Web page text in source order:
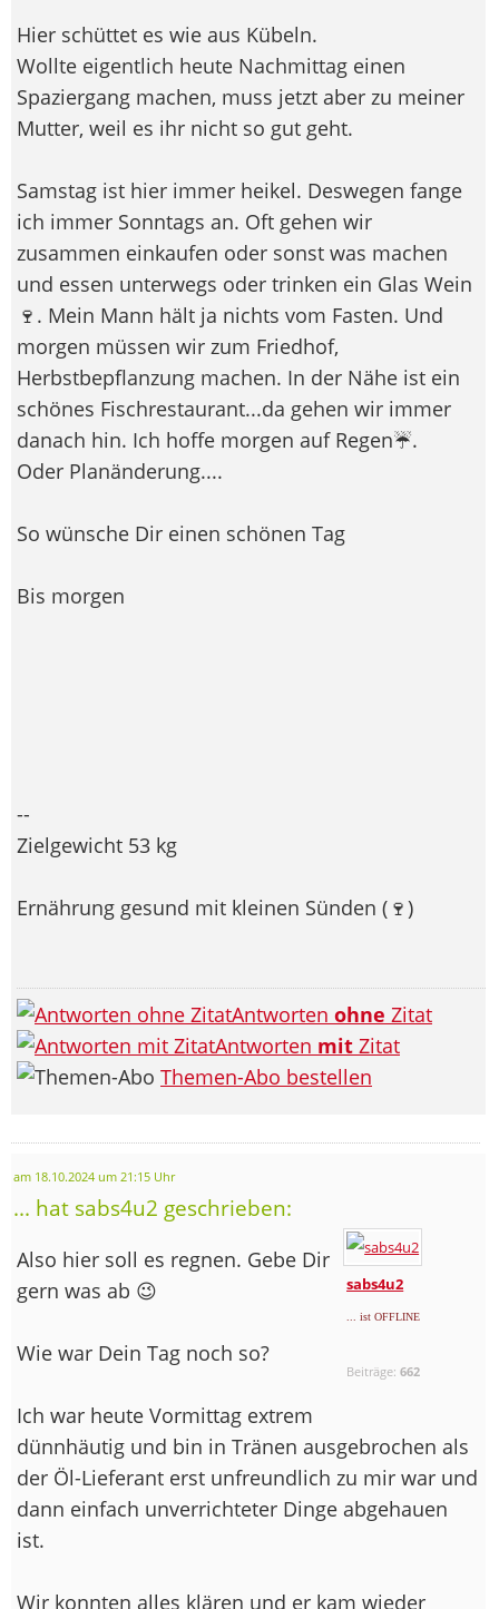
Hier schüttet es wie aus Kübeln.
Wollte eigentlich heute Nachmittag einen
Spaziergang machen, muss jetzt aber zu meiner
Mutter, weil es ihr nicht so gut geht.
Samstag ist hier immer heikel. Deswegen fange
ich immer Sonntags an. Oft gehen wir
zusammen einkaufen oder sonst was machen
und essen unterwegs oder trinken ein Glas Wein
🍷. Mein Mann hält ja nichts vom Fasten. Und
morgen müssen wir zum Friedhof,
Herbstbepflanzung machen. In der Nähe ist ein
schönes Fischrestaurant...da gehen wir immer
danach hin. Ich hoffe morgen auf Regen☔️.
Oder Planänderung....
So wünsche Dir einen schönen Tag
Bis morgen
--
Zielgewicht 53 kg
Ernährung gesund mit kleinen Sünden (🍷)
Antworten ohne Zitat
Antworten mit Zitat
Themen-Abo bestellen
am 18.10.2024 um 21:15 Uhr
... hat sabs4u2 geschrieben:
sabs4u2
... ist OFFLINE
Beiträge:662
Also hier soll es regnen. Gebe Dir
gern was ab 😉
Wie war Dein Tag noch so?
Ich war heute Vormittag extrem
dünnhäutig und bin in Tränen ausgebrochen als
der Öl-Lieferant erst unfreundlich zu mir war und
dann einfach unverrichteter Dinge abgehauen
ist.
Wir konnten alles klären und er kam wieder